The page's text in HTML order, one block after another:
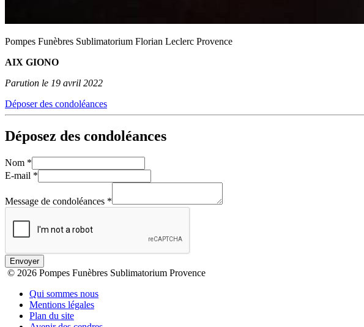
Pompes Funèbres Sublimatorium Florian Leclerc Provence
AIX GIONO
Parution le 19 avril 2022
Déposer des condoléances
Déposez des condoléances
Nom *
E-mail *
Message de condoléances *
Envoyer
© 2026 Pompes Funèbres Sublimatorium Provence
Qui sommes nous
Mentions légales
Plan du site